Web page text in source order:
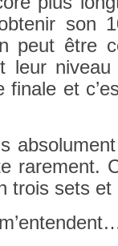
son
peut être
leur
fin­ale et
rare­ment.
trois sets